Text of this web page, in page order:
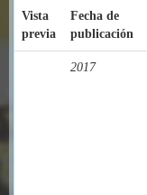
Vista
previa
Fecha de
publicación
2017